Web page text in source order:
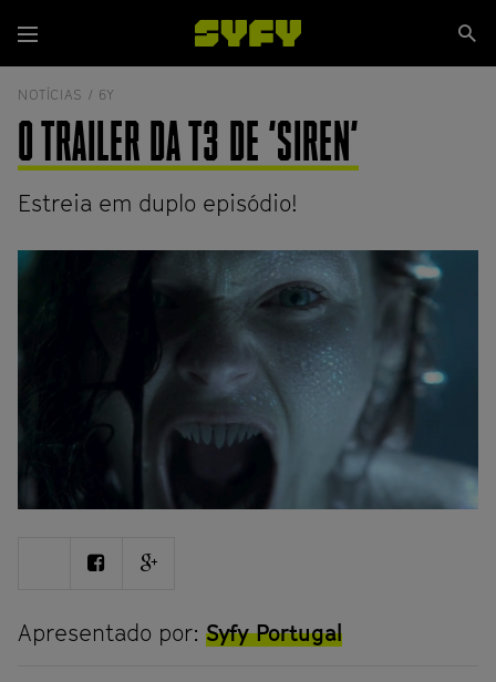
para
o
conteúdo
Menu
NOTÍCIAS / 6Y
O TRAILER DA T3 DE 'SIREN'
Estreia em duplo episódio!
ShareShare Share
plus
Apresentado por: Syfy Portugal